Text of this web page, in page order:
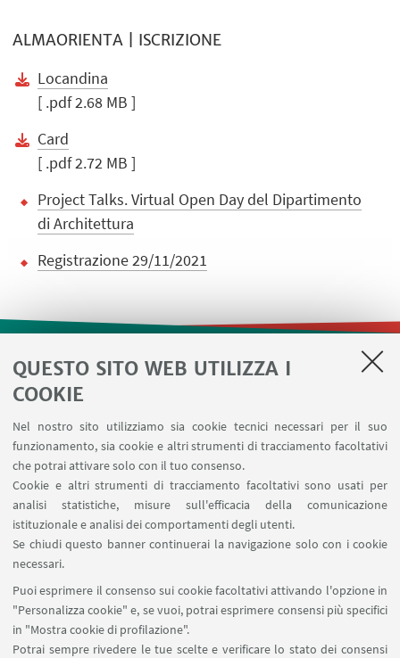
QUESTO SITO WEB UTILIZZA I
COOKIE
Nel nostro sito utilizziamo sia cookie tecnici necessari per il suo
funzionamento, sia cookie e altri strumenti di tracciamento facoltativi
che potrai attivare solo con il tuo consenso.
Cookie e altri strumenti di tracciamento facoltativi sono usati per
analisi statistiche, misure sull'efficacia della comunicazione
istituzionale e analisi dei comportamenti degli utenti.
Se chiudi questo banner continuerai la navigazione solo con i cookie
necessari.
Puoi esprimere il consenso sui cookie facoltativi attivando l'opzione in
"Personalizza cookie" e, se vuoi, potrai esprimere consensi più specifici
in "Mostra cookie di profilazione".
Potrai sempre rivedere le tue scelte e verificare lo stato dei consensi
ALMAORIENTA | ISCRIZIONE
Locandina
[ .pdf 2.68 MB ]
Card
[ .pdf 2.72 MB ]
Project Talks. Virtual Open Day del Dipartimento
di Architettura
Registrazione 29/11/2021
LINK UTILI
Area riservata
Prenotazione risorse
SEGUI IL DIPARTIMENTO SU:
SEGUI UNIBO SU: